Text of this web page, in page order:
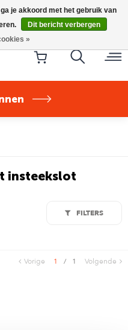
nu direct uit voorraad
insteekslot
FILTERS
Vorige 1 / 1 Volgende
je akkoord met het gebruik van
Dit bericht verbergen
»